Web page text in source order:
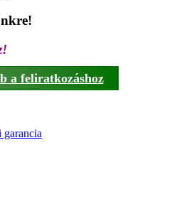
a feliratkozáshoz